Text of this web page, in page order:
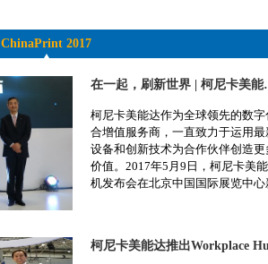
ChinaPrint 2017
在一起，刷
柯尼卡美能达作为全球领先的数字
合增值服务商，一直致力于运用最
设备和创新技术为合作伙伴创造更
价值。2017年5月9日，柯尼卡美
机发布会在北京中国国际展览中心